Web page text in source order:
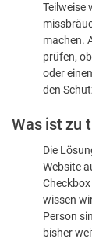
dass
sind
Teilweise
machen.
prüfen,
oder
den
Was ist zu
Die
Website
wissen
Person
bisher